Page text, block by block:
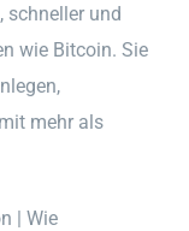
schneller und
wie Bitcoin. Sie
mehr als
| Wie